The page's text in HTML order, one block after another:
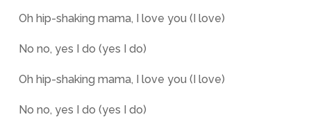
Oh hip-shaking mama, I love you (I love)
No no, yes I do (yes I do)
Oh hip-shaking mama, I love you (I love)
No no, yes I do (yes I do)